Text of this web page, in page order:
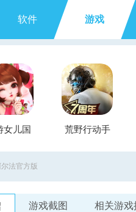
软件 游戏
女儿国 荒野行动手
游
法官方版
游戏截图 相关游戏